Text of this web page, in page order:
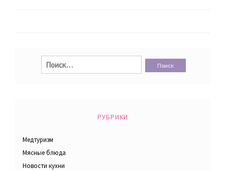
Найти:
РУБРИКИ
Медтуризм
Мясные блюда
Новости кухни